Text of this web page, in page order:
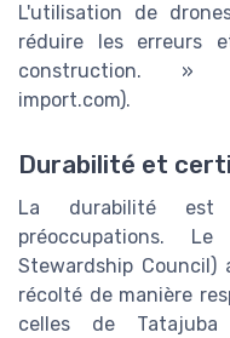
L'utilisation de
réduire les erreurs
construction. »
import.com).
Durabilité et
La durabilité
préoccupations.
Stewardship Council)
récolté de manière
celles de